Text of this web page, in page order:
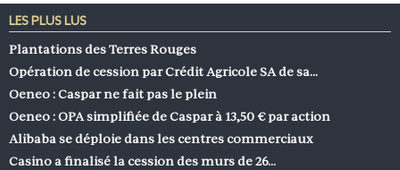
LES PLUS LUS
Plantations des Terres Rouges
Opération de cession par Crédit Agricole SA de sa…
Oeneo : Caspar ne fait pas le plein
Oeneo : OPA simplifiée de Caspar à 13,50 € par action
Alibaba se déploie dans les centres commerciaux
Casino a finalisé la cession des murs de 26…